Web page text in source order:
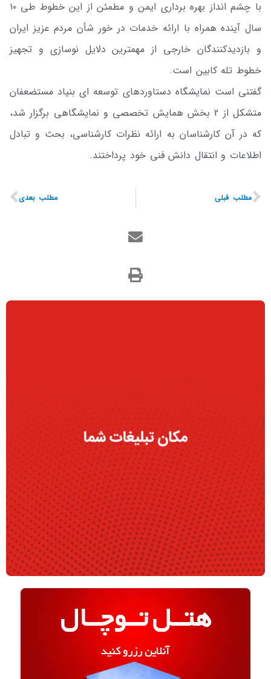
با چشم انداز بهره برداری ایمن و مطمئن از این خطوط طی ۱۰
سال آینده همراه با ارائه خدمات در خور شأن مردم عزیز ایران
و بازدیدکنندگان خارجی از مهمترین دلایل نوسازی و تجهیز
خطوط تله کابین است.
گفتنی است نمایشگاه دستاوردهای توسعه ای بنیاد مستضعفان
متشکل از 2 بخش همایش تخصصی و نمایشگاهی برگزار شد،
که در آن کارشناسان به ارائه نظرات کارشناسی، بحث و تبادل
اطلاعات و انتقال دانش فنی خود پرداختند.
مطلب قبلی مطلب بعدی